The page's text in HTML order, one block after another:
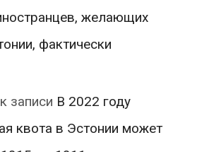
желающих
фактически
к записи В 2022 году
квота в Эстонии может